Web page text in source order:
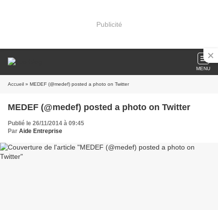
Publicité
MENU
Accueil » MEDEF (@medef) posted a photo on Twitter
MEDEF (@medef) posted a photo on Twitter
Publié le 26/11/2014 à 09:45
Par Aide Entreprise